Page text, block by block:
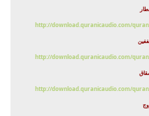
http://download.quranicaudio.com/
http://download.quranicaudio.com/
http://download.quranicaudio.com/